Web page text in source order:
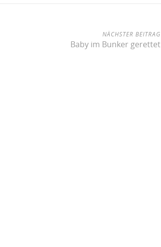
NÄCHSTER BEITRAG
Baby im Bunker gerettet